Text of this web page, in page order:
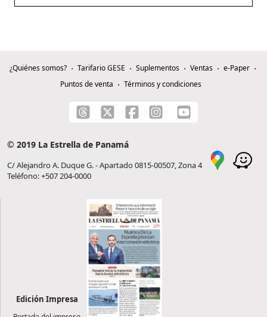
¿Quiénes somos? Tarifario GESE Suplementos Ventas
e-Paper
Puntos de venta
Términos y condiciones
© 2019 La Estrella de Panamá
C/ Alejandro A. Duque G. - Apartado 0815-00507, Zona 4
Teléfono: +507 204-0000
Edición Impresa